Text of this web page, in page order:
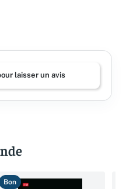
laisser un avis
Bon